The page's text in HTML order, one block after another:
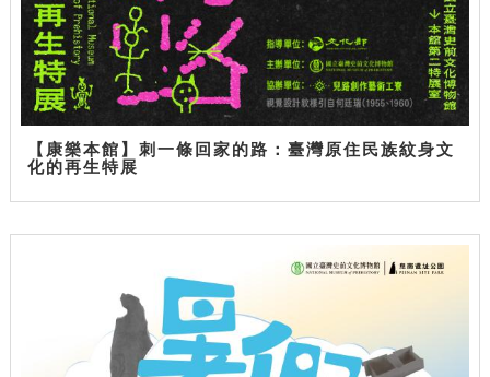
【康樂本館】刺一條回家的路：臺灣原住民族紋身文
化的再生特展